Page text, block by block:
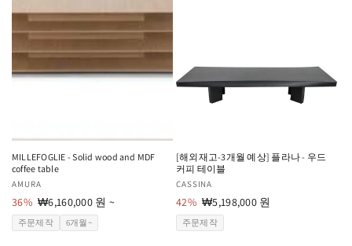
MILLEFOGLIE - Solid wood and MDF
coffee table
공
급
업
체:
AMURA
36% 할
인
가
₩6,160,000 원 ~
주문제작 6개월~
[해외재고-3개월 예상] 플라나 - 우드
커피 테이블
공
급
업
체:
CASSINA
42% 할
인
가
₩5,198,000 원
주문제작